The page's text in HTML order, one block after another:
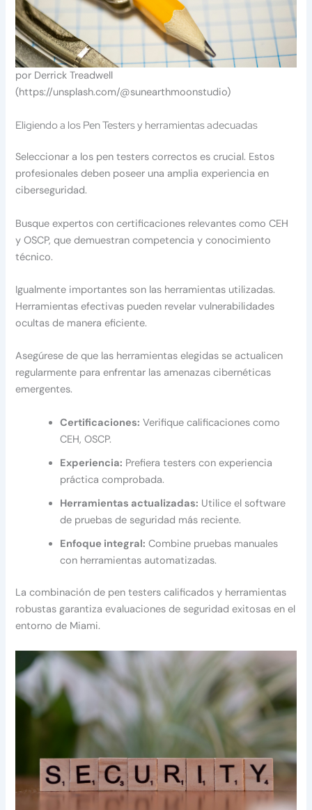
por Derrick Treadwell
(https://unsplash.com/@sunearthmoonstudio)
Eligiendo a los Pen Testers y herramientas adecuadas
Seleccionar a los pen testers correctos es crucial. Estos
profesionales deben poseer una amplia experiencia en
ciberseguridad.
Busque expertos con certificaciones relevantes como CEH
y OSCP, que demuestran competencia y conocimiento
técnico.
Igualmente importantes son las herramientas utilizadas.
Herramientas efectivas pueden revelar vulnerabilidades
ocultas de manera eficiente.
Asegúrese de que las herramientas elegidas se actualicen
regularmente para enfrentar las amenazas cibernéticas
emergentes.
Certificaciones: Verifique calificaciones como
CEH, OSCP.
Experiencia: Prefiera testers con experiencia
práctica comprobada.
Herramientas actualizadas: Utilice el software
de pruebas de seguridad más reciente.
Enfoque integral: Combine pruebas manuales
con herramientas automatizadas.
La combinación de pen testers calificados y herramientas
robustas garantiza evaluaciones de seguridad exitosas en el
entorno de Miami.